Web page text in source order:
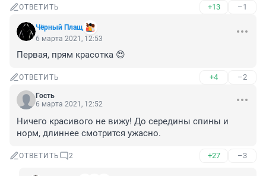
ОТВЕТИТЬ +13 –1
Чёpный Плащ
6 марта 2021, 12:53
Первая, прям красотка 😍
ОТВЕТИТЬ +4 –2
Гость
6 марта 2021, 12:52
Ничего красивого не вижу! До середины спины и
норм, длиннее смотрится ужасно.
ОТВЕТИТЬ 2 +27 –3